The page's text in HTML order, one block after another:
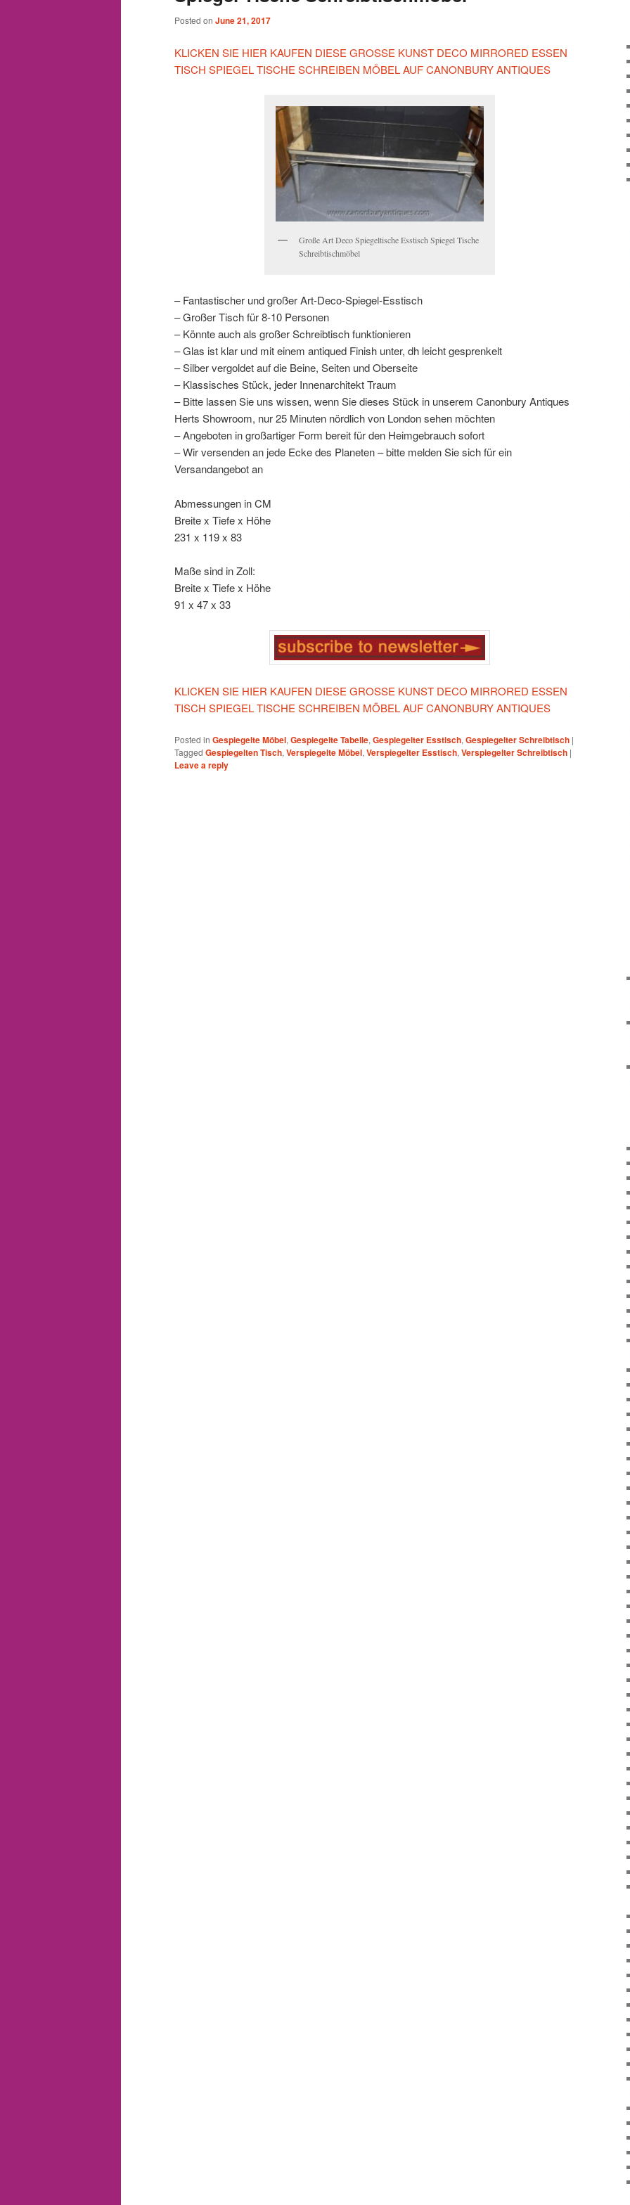
Posted on June 21, 2017
KLICKEN SIE HIER KAUFEN DIESE GROSSE KUNST DECO MIRRORED ESSEN
TISCH SPIEGEL TISCHE SCHREIBEN MÖBEL AUF CANONBURY ANTIQUES
Große Art Deco Spiegeltische Esstisch Spiegel Tische
Schreibtischmöbel
– Fantastischer und großer Art-Deco-Spiegel-Esstisch
– Großer Tisch für 8-10 Personen
– Könnte auch als großer Schreibtisch funktionieren
– Glas ist klar und mit einem antiqued Finish unter, dh leicht gesprenkelt
– Silber vergoldet auf die Beine, Seiten und Oberseite
– Klassisches Stück, jeder Innenarchitekt Traum
– Bitte lassen Sie uns wissen, wenn Sie dieses Stück in unserem Canonbury Antiques
Herts Showroom, nur 25 Minuten nördlich von London sehen möchten
– Angeboten in großartiger Form bereit für den Heimgebrauch sofort
– Wir versenden an jede Ecke des Planeten – bitte melden Sie sich für ein
Versandangebot an
Abmessungen in CM
Breite x Tiefe x Höhe
231 x 119 x 83
Maße sind in Zoll:
Breite x Tiefe x Höhe
91 x 47 x 33
KLICKEN SIE HIER KAUFEN DIESE GROSSE KUNST DECO MIRRORED ESSEN
TISCH SPIEGEL TISCHE SCHREIBEN MÖBEL AUF CANONBURY ANTIQUES
Posted in Gespiegelte Möbel, Gespiegelte Tabelle, Gespiegelter Esstisch, Gespiegelter Schreibtisch |
Tagged Gespiegelten Tisch, Verspiegelte Möbel, Verspiegelter Esstisch, Verspiegelter Schreibtisch |
Leave a reply